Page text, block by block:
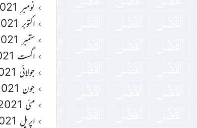
نومبر 2021
اکتوبر 2021
ستمبر 2021
اگست 2021
جولائی 2021
جون 2021
مئی 2021
اپریل 2021